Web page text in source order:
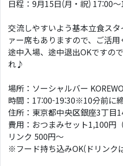
日程：9月15日(月・祝) 17:00
交流しやすいよう基本立食ス
ァー席もありますので、ご活用
途中入場、途中退出OKですの
れ♪
場所：ソーシャルバー
時間：17:00-19:30※10分前に
住所：東京都中央区銀座3丁目
費用：おつまみセット1,100円
リンク 500円〜
※フード持ち込みOK(ドリンク